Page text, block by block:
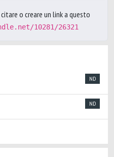
o creare un link a questo
10281/26321
ND
ND